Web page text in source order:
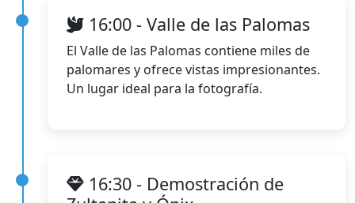
16:00 - Valle de las Palomas
El Valle de las Palomas contiene miles de
palomares y ofrece vistas impresionantes.
Un lugar ideal para la fotografía.
16:30 - Demostración de